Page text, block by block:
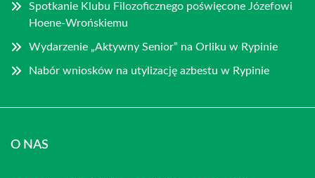
Spotkanie Klubu Filozoficznego poświęcone Józefowi
Hoene-Wrońskiemu
Wydarzenie „Aktywny Senior” na Orliku w Rypinie
Nabór wniosków na utylizację azbestu w Rypinie
O NAS